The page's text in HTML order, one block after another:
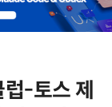
-토스 제